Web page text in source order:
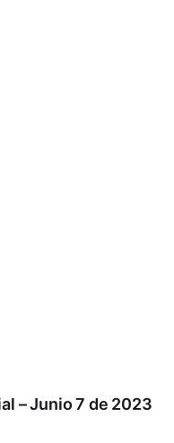
– Junio 7 de 2023